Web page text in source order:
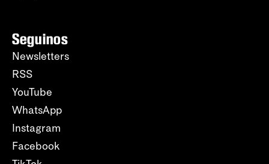
Seguinos
Newsletters
RSS
YouTube
WhatsApp
Instagram
Facebook